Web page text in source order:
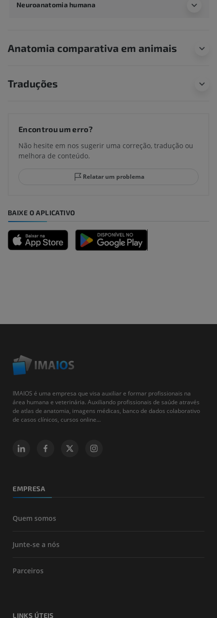
Neuroanatomia humana
Anatomia comparativa em animais
Traduções
Encontrou um erro?
Não hesite em nos sugerir uma correção, tradução ou
melhora de conteúdo.
Relatar um problema
BAIXE O APLICATIVO
IMAIOS é uma empresa que visa auxiliar e formar profissionais na
área humana e veterinária. Auxiliando profissionais de saúde através
de atlas de anatomia, imagens médicas, banco de dados colaborativo
de casos clínicos, cursos online...
EMPRESA
Quem somos
Junte-se a nós
Parceiros
LINKS ÚTEIS